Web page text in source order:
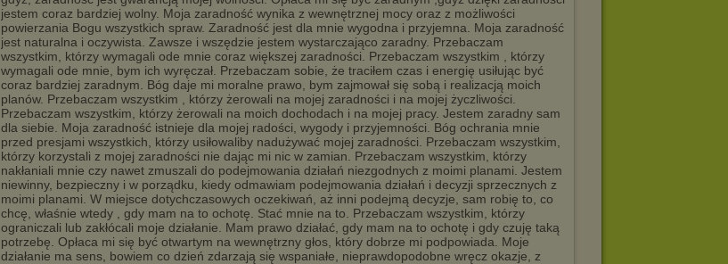
jestem coraz bardziej wolny. Moja zaradność wynika z wewnętrznej mocy oraz z możliwości
powierzania Bogu wszystkich spraw. Zaradność jest dla mnie wygodna i przyjemna. Moja zaradność
jest naturalna i oczywista. Zawsze i wszędzie jestem wystarczająco zaradny. Przebaczam
wszystkim, którzy wymagali ode mnie coraz większej zaradności. Przebaczam wszystkim , którzy
wymagali ode mnie, bym ich wyręczał. Przebaczam sobie, że traciłem czas i energię usiłując być
coraz bardziej zaradnym. Bóg daje mi moralne prawo, bym zajmował się sobą i realizacją moich
planów. Przebaczam wszystkim , którzy żerowali na mojej zaradności i na mojej życzliwości.
Przebaczam wszystkim, którzy żerowali na moich dochodach i na mojej pracy. Jestem zaradny sam
dla siebie. Moja zaradność istnieje dla mojej radości, wygody i przyjemności. Bóg ochrania mnie
przed presjami wszystkich, którzy usiłowaliby nadużywać mojej zaradności. Przebaczam wszystkim,
którzy korzystali z mojej zaradności nie dając mi nic w zamian. Przebaczam wszystkim, którzy
nakłaniali mnie czy nawet zmuszali do podejmowania działań niezgodnych z moimi planami. Jestem
niewinny, bezpieczny i w porządku, kiedy odmawiam podejmowania działań i decyzji sprzecznych z
moimi planami. W miejsce dotychczasowych oczekiwań, aż inni podejmą decyzje, sam robię to, co
chcę, właśnie wtedy , gdy mam na to ochotę. Stać mnie na to. Przebaczam wszystkim, którzy
ograniczali lub zakłócali moje działanie. Mam prawo działać, gdy mam na to ochotę i gdy czuję taką
potrzebę. Opłaca mi się być otwartym na wewnętrzny głos, który dobrze mi podpowiada. Moje
działanie ma sens, bowiem co dzień zdarzają się wspaniałe, nieprawdopodobne wręcz okazje, z